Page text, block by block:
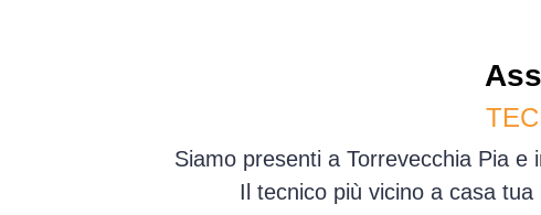
Siamo presenti a Torrevecchia Pia
Il tecnico più vicino a casa